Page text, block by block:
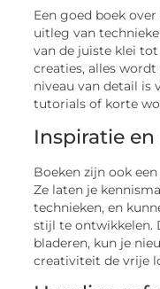
Een goed boek
uitleg van
van de juiste klei
creaties, alles
niveau van detail is
tutorials of korte
Inspiratie
Boeken zijn ook
Ze laten je
technieken, en
stijl te ontwikkelen.
bladeren, kun je
creativiteit de vrije